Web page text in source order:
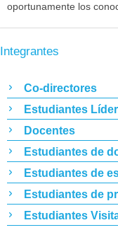
oportunamente los
Integrantes
Co-directores
Estudiantes
Docentes
Estudiantes de
Estudiantes de
Estudiantes de
Estudiantes